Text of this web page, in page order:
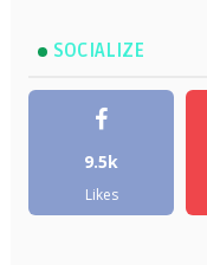
SOCIALIZE
9.5k
Likes